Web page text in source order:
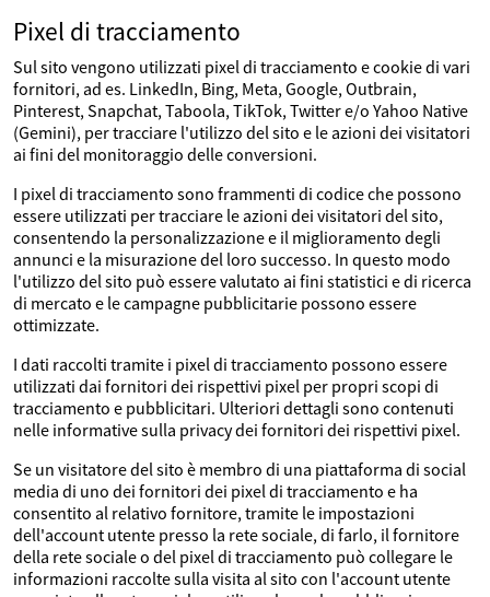
Pixel di tracciamento
Sul sito vengono utilizzati pixel di tracciamento e cookie di vari
fornitori, ad es. LinkedIn, Bing, Meta, Google, Outbrain,
Pinterest, Snapchat, Taboola, TikTok, Twitter e/o Yahoo Native
(Gemini), per tracciare l'utilizzo del sito e le azioni dei visitatori
ai fini del monitoraggio delle conversioni.
I pixel di tracciamento sono frammenti di codice che possono
essere utilizzati per tracciare le azioni dei visitatori del sito,
consentendo la personalizzazione e il miglioramento degli
annunci e la misurazione del loro successo. In questo modo
l'utilizzo del sito può essere valutato ai fini statistici e di ricerca
di mercato e le campagne pubblicitarie possono essere
ottimizzate.
I dati raccolti tramite i pixel di tracciamento possono essere
utilizzati dai fornitori dei rispettivi pixel per propri scopi di
tracciamento e pubblicitari. Ulteriori dettagli sono contenuti
nelle informative sulla privacy dei fornitori dei rispettivi pixel.
Se un visitatore del sito è membro di una piattaforma di social
media di uno dei fornitori dei pixel di tracciamento e ha
consentito al relativo fornitore, tramite le impostazioni
dell'account utente presso la rete sociale, di farlo, il fornitore
della rete sociale o del pixel di tracciamento può collegare le
informazioni raccolte sulla visita al sito con l'account utente